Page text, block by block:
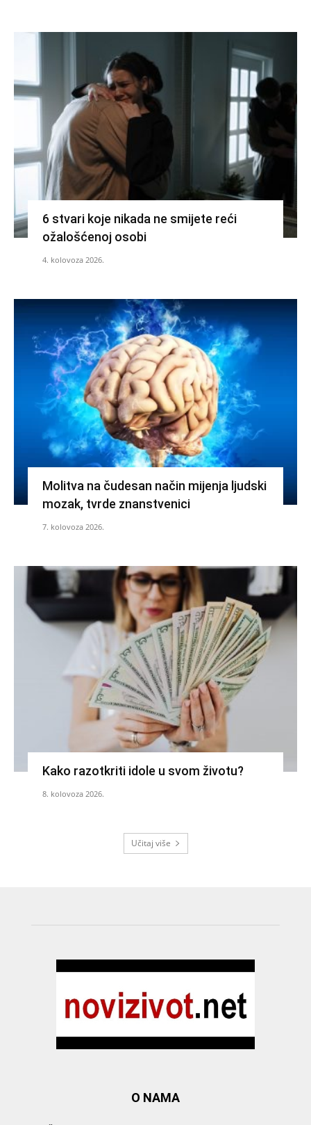
6 stvari koje nikada ne smijete reći
ožalošćenoj osobi
4. kolovoza 2026.
Molitva na čudesan način mijenja ljudski
mozak, tvrde znanstvenici
7. kolovoza 2026.
Kako razotkriti idole u svom životu?
8. kolovoza 2026.
Učitaj više
O NAMA